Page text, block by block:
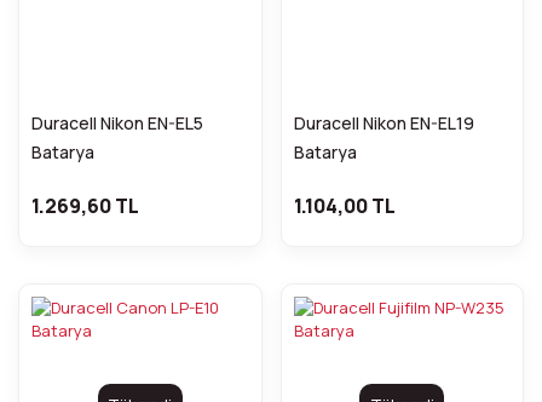
Duracell Nikon EN-EL5
Batarya
1.269,60 TL
Duracell Nikon EN-EL19
Batarya
1.104,00 TL